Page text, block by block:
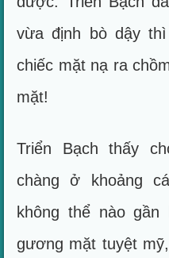
vừa định bò dậy
chiếc mặt nạ ra
mặt!
Triển Bạch thấy
chàng ở khoảng
không thể nào
gương mặt tuyệt